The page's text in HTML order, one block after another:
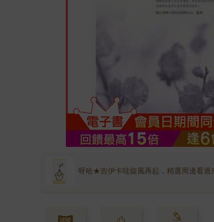
呀哈★吉伊卡哇旋風再起，精選周邊看過